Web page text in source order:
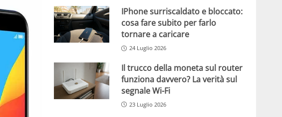
IPhone surriscaldato e bloccato:
cosa fare subito per farlo
tornare a caricare
24 Luglio 2026
Il trucco della moneta sul router
funziona davvero? La verità sul
segnale Wi-Fi
23 Luglio 2026